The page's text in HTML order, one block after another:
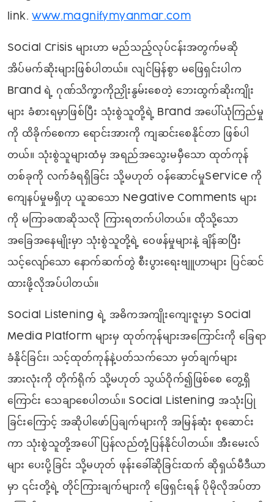
link.www.magnifymyanmar.com
Social Crisis များဟာ မည်သည့်လုပ်ငန်းအတွက်မဆို
အိပ်မက်ဆိုးများဖြစ်ပါတယ်။ လျင်မြန်စွာ မဖြေရှင်းပါက
Brand ရဲ့ ဂုဏ်သိက္ခာကိုညှိုးနွမ်းစေတဲ့ ဘေးထွက်ဆိုးကျိုး
များ ခံစားရမှာဖြစ်ပြီး သုံးစွဲသူတို့ရဲ့ Brand အပေါ်ယုံကြည်မှု
ကို ထိခိုက်စေကာ ရောင်းအားကို ကျဆင်းစေနိုင်တာ ဖြစ်ပါ
တယ်။ သုံးစွဲသူများထံမှ အရည်အသွေးမမှီသော ထုတ်ကုန်
တစ်ခုကို လက်ခံရရှိခြင်း သို့မဟုတ် ဝန်ဆောင်မှုService ကို
ကျေနပ်မှုမရှိဟု ယူဆသော Negative Comments များ
ကို မကြာခဏဆိုသလို ကြားရတက်ပါတယ်။ ထိုသို့သော
အခြေအနေမျိုးမှာ သုံးစွဲသူတို့ရဲ့ ဝေဖန်မှုများနဲ့ ချိန်ဆပြီး
သင့်လျော်သော နောက်ဆက်တွဲ စီးပွားရေးဗျူဟာများ ပြင်ဆင်
ထားဖို့လိုအပ်ပါတယ်။
Social Listening ရဲ့ အဓိကအကျိုးကျေးဇူးမှာ Social
Media Platform များမှ ထုတ်ကုန်များအကြောင်းကို ခြေရာ
ခံနိုင်ခြင်း၊ သင့်ထုတ်ကုန်နဲ့ပတ်သက်သော မှတ်ချက်များ
အားလုံးကို တိုက်ရိုက် သို့မဟုတ် သွယ်ဝိုက်၍ဖြစ်စေ တွေ့ရှိ
ကြောင်း သေချာစေပါတယ်။ Social Listening အသုံးပြု
ခြင်းကြောင့် အဆိုပါဖော်ပြချက်များကို အမြန်ဆုံး စုဆောင်း
ကာ သုံးစွဲသူတို့အပေါ် ပြန်လည်တုံ့ပြန်နိုင်ပါတယ်။ အီးမေးလ်
များ ပေးပို့ခြင်း သို့မဟုတ် ဖုန်းခေါ်ဆိုခြင်းထက် ဆိုရှယ်မီဒီယာ
မှာ ၎င်းတို့ရဲ့ တိုင်ကြားချက်များကို ဖြေရှင်းရန် ပိုမိုလိုအပ်တာ